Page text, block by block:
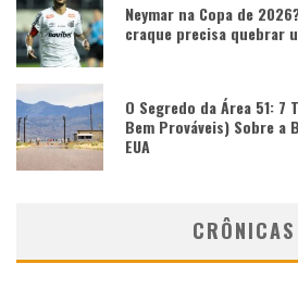
Neymar na Copa de
craque precisa quebrar
O Segredo da Área 51: 7
Bem Prováveis) Sobre a
EUA
CRÔNICAS